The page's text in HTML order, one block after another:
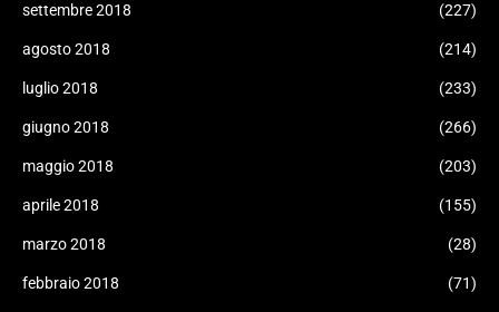
settembre 2018 (227)
agosto 2018 (214)
luglio 2018 (233)
giugno 2018 (266)
maggio 2018 (203)
aprile 2018 (155)
marzo 2018 (28)
febbraio 2018 (71)